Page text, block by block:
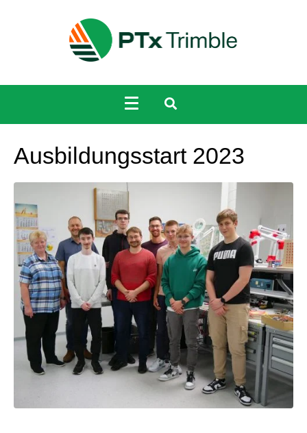
Ausbildungsstart 2023